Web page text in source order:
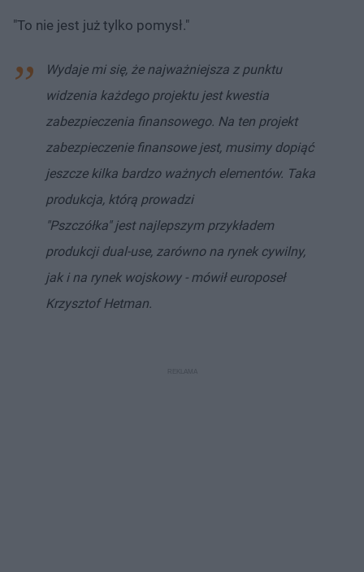
"To nie jest już tylko pomysł."
Wydaje mi się, że najważniejsza z punktu
widzenia każdego projektu jest kwestia
zabezpieczenia finansowego. Na ten projekt
zabezpieczenie finansowe jest, musimy dopiąć
jeszcze kilka bardzo ważnych elementów. Taka
produkcja, którą prowadzi
"Pszczółka" jest najlepszym przykładem
produkcji dual-use, zarówno na rynek cywilny,
jak i na rynek wojskowy - mówił europoseł
Krzysztof Hetman.